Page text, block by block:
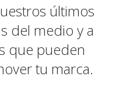
últimos
del medio y a
que pueden
tu marca.